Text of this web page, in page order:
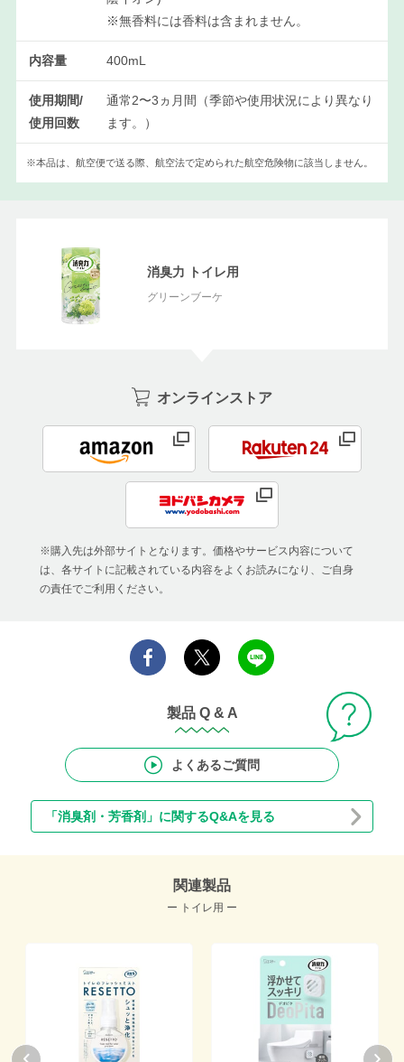
※無香料には香料は含まれません。
内容量 400mL
使用期間/
使用回数
通常2〜3ヵ月間（季節や使用状況により異なり
ます。）
※本品は、航空便で送る際、航空法で定められた航空危険物に該当しません。
消臭力 トイレ用
グリーンブーケ
オンラインストア
※購入先は外部サイトとなります。価格やサービス内容について
は、各サイトに記載されている内容をよくお読みになり、ご自身
の責任でご利用ください。
製品 Q & A
よくあるご質問
「消臭剤・芳香剤」に関するQ&Aを見る
関連製品
ー トイレ用 ー